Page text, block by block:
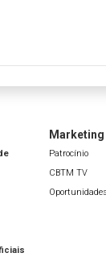
Marketing
Patrocínio
CBTM TV
Oportunidades